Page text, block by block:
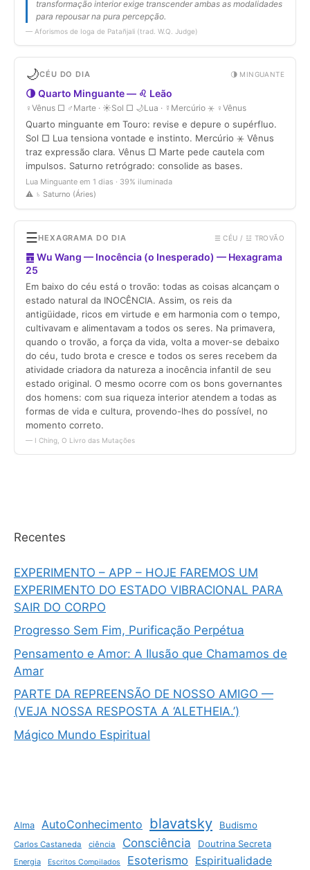
Recentes
EXPERIMENTO – APP – HOJE FAREMOS UM
EXPERIMENTO DO ESTADO VIBRACIONAL PARA
SAIR DO CORPO
Progresso Sem Fim, Purificação Perpétua
Pensamento e Amor: A Ilusão que Chamamos de
Amar
PARTE DA REPREENSÃO DE NOSSO AMIGO —
(VEJA NOSSA RESPOSTA A ‘ALETHEIA.’)
Mágico Mundo Espiritual
Alma AutoConhecimento blavatsky Budismo
Carlos Castaneda ciência Consciência Doutrina Secreta
Energia Escritos Compilados Esoterismo Espiritualidade